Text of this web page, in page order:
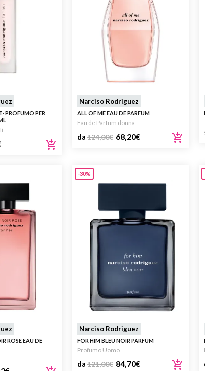
PROFUMO PER
Narciso Rodriguez
ALL OF ME EAU DE PARFUM
Eau de Parfum donna
da 124,00€ 68,20€
ROSE EAU DE
-30%
Narciso Rodriguez
FOR HIM BLEU NOIR PARFUM
Profumo Uomo
da 121,00€ 84,70€